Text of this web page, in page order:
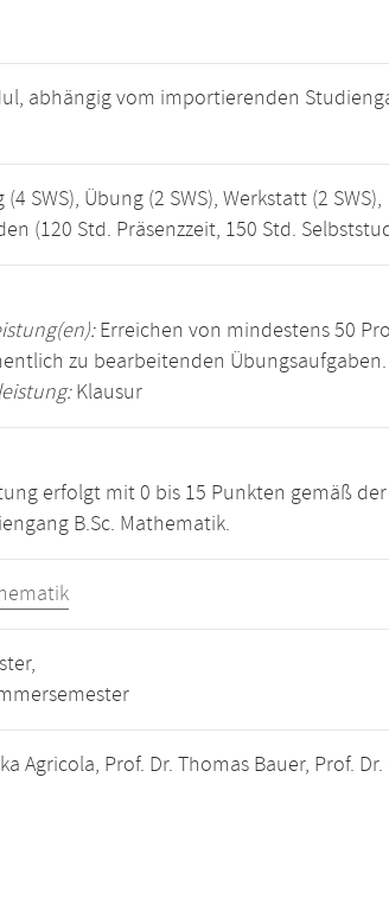
abhängig vom importierenden
SWS), Übung (2 SWS), Werkstatt (2 SWS),
(120 Std. Präsenzzeit, 150 Std.
Erreichen von mindestens 50
zu bearbeitenden Übungsaufgaben.
Klausur
erfolgt mit 0 bis 15 Punkten gemäß
B.Sc. Mathematik.
Agricola, Prof. Dr. Thomas Bauer, Prof.